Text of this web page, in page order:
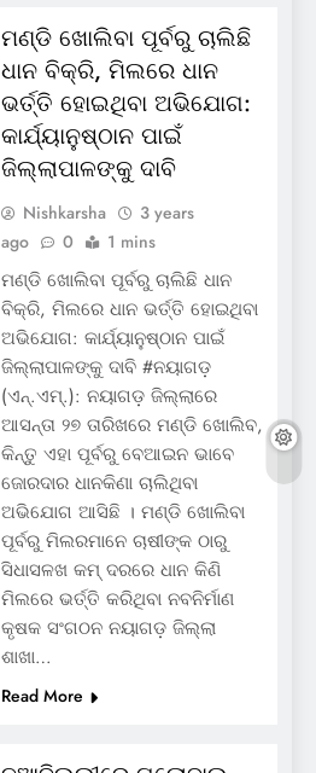
ମଣ୍ଡି ଖୋଲିବା ପୂର୍ବରୁ ଚାଲିଛି
ଧାନ ବିକ୍ରି, ମିଲରେ ଧାନ
ଭର୍ତ୍ତି ହୋଇଥିବା ଅଭିଯୋଗ:
କାର୍ଯ୍ୟାନୁଷ୍ଠାନ ପାଇଁ
ଜିଲ୍ଲାପାଳଙ୍କୁ ଦାବି
Nishkarsha
3 years
ago
0 1 mins
ମଣ୍ଡି ଖୋଲିବା ପୂର୍ବରୁ ଚାଲିଛି ଧାନ
ବିକ୍ରି, ମିଲରେ ଧାନ ଭର୍ତ୍ତି ହୋଇଥିବା
ଅଭିଯୋଗ: କାର୍ଯ୍ୟାନୁଷ୍ଠାନ ପାଇଁ
ଜିଲ୍ଲାପାଳଙ୍କୁ ଦାବି #ନୟାଗଡ଼
(ଏନ୍‌.ଏମ୍‌.): ନୟାଗଡ଼ ଜିଲ୍ଲାରେ
ଆସନ୍ତା ୨୭ ତାରିଖରେ ମଣ୍ଡି ଖୋଲିବ,
କିନ୍ତୁ ଏହା ପୂର୍ବରୁ ବେଆଇନ ଭାବେ
ଜୋରଦାର ଧାନକିଣା ଚାଲିଥିବା
ଅଭିଯୋଗ ଆସିଛି । ମଣ୍ଡି ଖୋଲିବା
ପୂର୍ବରୁ ମିଲରମାନେ ଚାଷୀଙ୍କ ଠାରୁ
ସିଧାସଳଖ କମ୍ ଦରରେ ଧାନ କିଣି
ମିଲରେ ଭର୍ତ୍ତି କରିଥିବା ନବନିର୍ମାଣ
କୃଷକ ସଂଗଠନ ନୟାଗଡ଼ ଜିଲ୍ଲା
ଶାଖା…
Read More